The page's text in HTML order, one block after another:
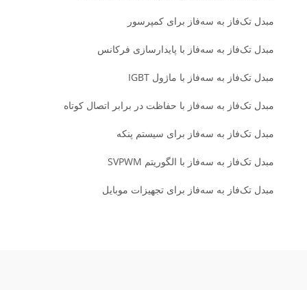
مبدل تک‌فاز به سه‌فاز برای کمپرسور
مبدل تک‌فاز به سه‌فاز با پایدارسازی فرکانس
مبدل تک‌فاز به سه‌فاز با ماژول IGBT
مبدل تک‌فاز به سه‌فاز با حفاظت در برابر اتصال کوتاه
مبدل تک‌فاز به سه‌فاز برای سیستم پنکه
مبدل تک‌فاز به سه‌فاز با الگوریتم SVPWM
مبدل تک‌فاز به سه‌فاز برای تجهیزات موبایل